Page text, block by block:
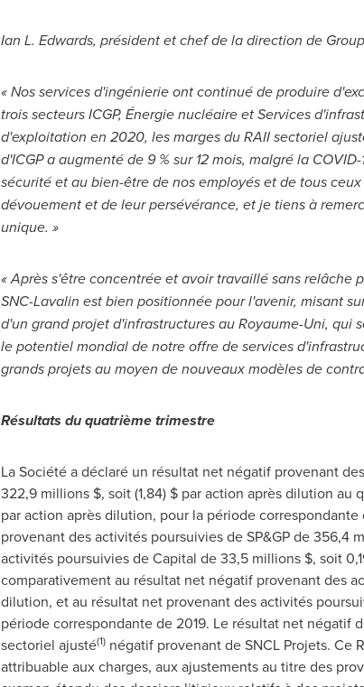
Ian L. Edwards, président et chef de la direction de
« Nos services d'ingénierie ont continué de produire
trois secteurs ICGP, Énergie nucléaire et Services
d'exploitation en 2020, les marges du RAII sectoriel
d'ICGP a augmenté de 9 % sur 12 mois, malgré la
sécurité et au bien-être de nos employés et de tous
dévouement et de leur persévérance, et je tiens à
unique. »
« Après s'être concentrée et avoir travaillé sans
SNC-Lavalin est bien positionnée pour l'avenir, misant
d'un grand projet d'infrastructures au Royaume-Uni,
le potentiel mondial de notre offre de services
grands projets au moyen de nouveaux modèles de
Résultats du quatrième trimestre
La Société a déclaré un résultat net négatif provenant
322,9 millions $, soit (1,84) $ par action après dilution
par action après dilution, pour la période
provenant des activités poursuivies de SP&GP de
activités poursuivies de Capital de 33,5 millions $, soit
comparativement au résultat net négatif provenant des
dilution, et au résultat net provenant des activités
période correspondante de 2019. Le résultat net
sectoriel ajusté(1)négatif provenant de SNCL Projets. Ce
attribuable aux charges, aux ajustements au titre des